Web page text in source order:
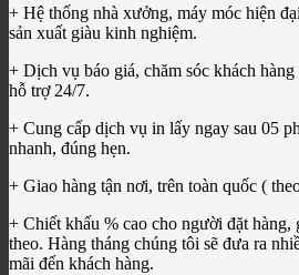
+ Hệ thống nhà xưởng, máy móc hiện
sản xuất giàu kinh nghiệm.
+ Dịch vụ báo giá, chăm sóc khách
hỗ trợ 24/7.
+ Cung cấp dịch vụ in lấy ngay sau 05
nhanh, đúng hẹn.
+ Giao hàng tận nơi, trên toàn quốc (
+ Chiết khấu % cao cho người đặt hàng,
theo. Hàng tháng chúng tôi sẽ đưa ra
mãi đến khách hàng.